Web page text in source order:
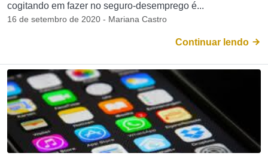
cogitando em fazer no seguro-desemprego é...
16 de setembro de 2020 - Mariana Castro
Continuar lendo